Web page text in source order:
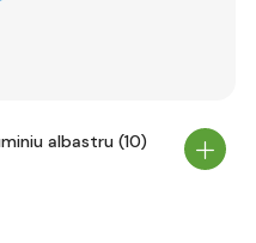
albastru (10)